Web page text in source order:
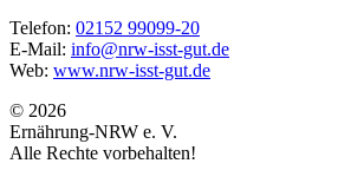
Telefon: 02152 99099-20
E-Mail: info@nrw-isst-gut.de
Web: www.nrw-isst-gut.de
© 2026
Ernährung-NRW e. V.
Alle Rechte vorbehalten!